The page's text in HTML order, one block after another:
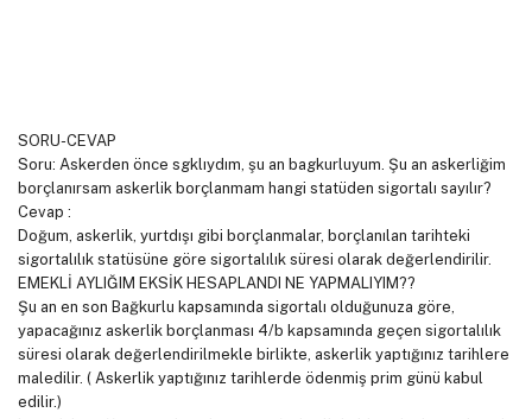
SORU-CEVAP
Soru: Askerden önce sgklıydım, şu an bagkurluyum. Şu an askerliğim
borçlanırsam askerlik borçlanmam hangi statüden sigortalı sayılır?
Cevap :
Doğum, askerlik, yurtdışı gibi borçlanmalar, borçlanılan tarihteki
sigortalılık statüsüne göre sigortalılık süresi olarak değerlendirilir.
EMEKLİ AYLIĞIM EKSİK HESAPLANDI NE YAPMALIYIM??
Şu an en son Bağkurlu kapsamında sigortalı olduğunuza göre,
yapacağınız askerlik borçlanması 4/b kapsamında geçen sigortalılık
süresi olarak değerlendirilmekle birlikte, askerlik yaptığınız tarihlere
maledilir. ( Askerlik yaptığınız tarihlerde ödenmiş prim günü kabul
edilir.)